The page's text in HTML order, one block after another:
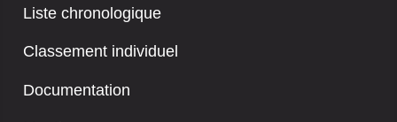
Liste chronologique
Classement individuel
Documentation